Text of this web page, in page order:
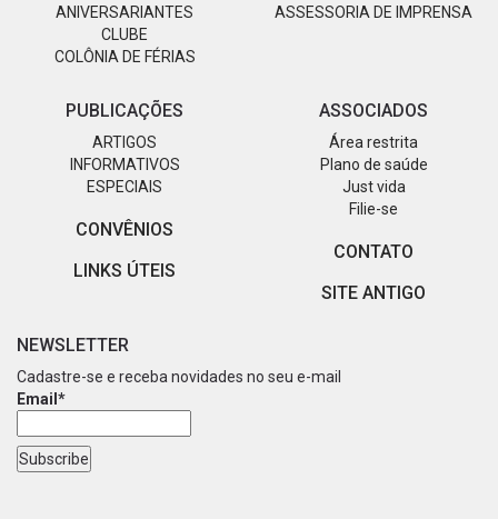
ANIVERSARIANTES
CLUBE
COLÔNIA DE FÉRIAS
ASSESSORIA DE IMPRENSA
PUBLICAÇÕES
ARTIGOS
INFORMATIVOS
ESPECIAIS
CONVÊNIOS
LINKS ÚTEIS
ASSOCIADOS
Área restrita
Plano de saúde
Just vida
Filie-se
CONTATO
SITE ANTIGO
NEWSLETTER
Cadastre-se e receba novidades no seu e-mail
Email*